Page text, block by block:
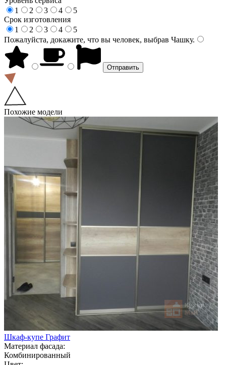
1
2 3 4
5
Срок изготовления
1
2 3 4
5
Пожалуйста, докажите, что вы человек, выбрав Чашку.
Похожие модели
Шкаф-купе Графит
Материал фасада:
Комбинированный